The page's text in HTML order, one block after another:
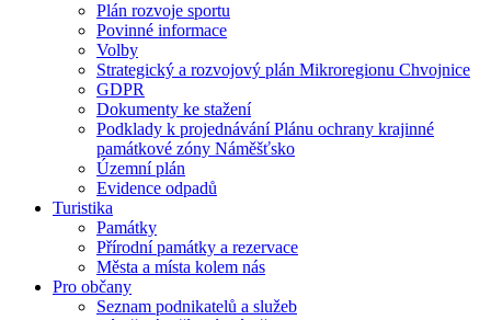
Plán rozvoje sportu
Povinné informace
Volby
Strategický a rozvojový plán Mikroregionu Chvojnice
GDPR
Dokumenty ke stažení
Podklady k projednávání Plánu ochrany krajinné
památkové zóny Náměšťsko
Územní plán
Evidence odpadů
Turistika
Památky
Přírodní památky a rezervace
Města a místa kolem nás
Pro občany
Seznam podnikatelů a služeb